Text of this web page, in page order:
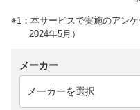
※1：本サービスで実施のアン
2024年5月）
メーカー